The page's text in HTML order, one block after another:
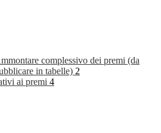
complessivo dei premi (da
in tabelle) 2
ai premi 4